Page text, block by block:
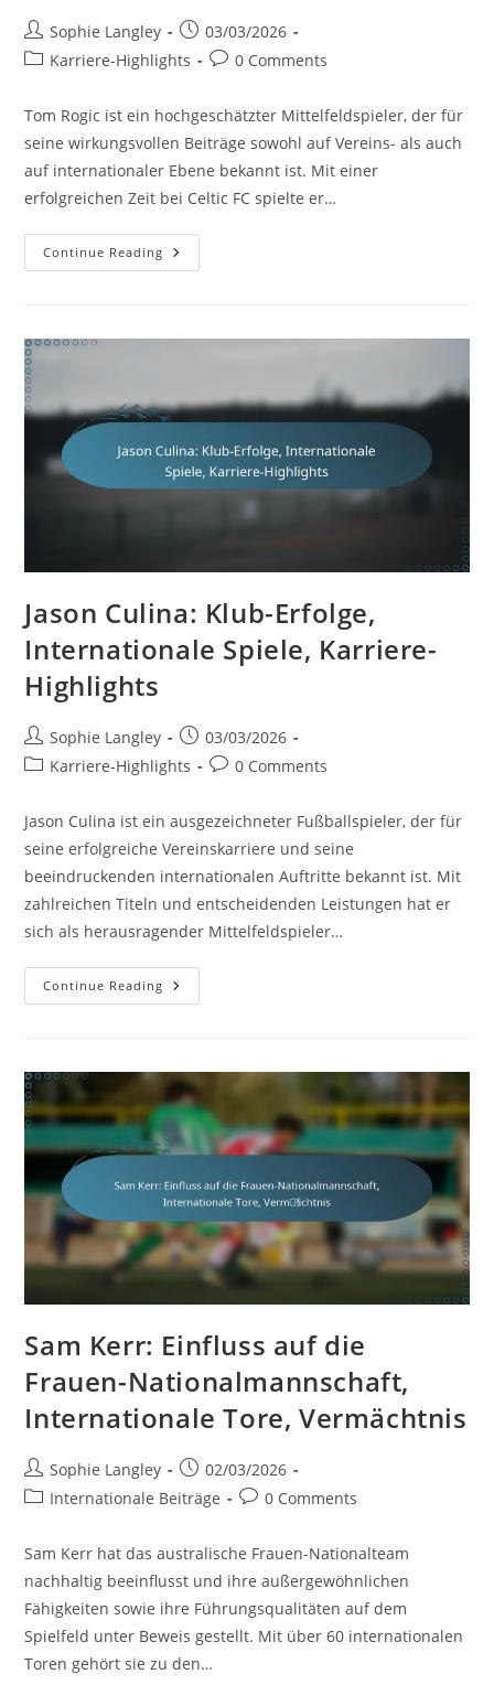
Post
author:
Sophie Langley
Post
published:
03/03/2026
PostKarriere-Highlights
Post0 Comments
Tom Rogic ist ein hochgeschätzter Mittelfeldspieler, der für
seine wirkungsvollen Beiträge sowohl auf Vereins- als auch
auf internationaler Ebene bekannt ist. Mit einer
erfolgreichen Zeit bei Celtic FC spielte er…
Continue Reading Tom
Rogic:
Jason Culina: Klub-Erfolge,
Internationale Spiele, Karriere-
Highlights
Post
author:
Sophie Langley
Post
published:
03/03/2026
PostKarriere-Highlights
Post0 Comments
Jason Culina ist ein ausgezeichneter Fußballspieler, der für
seine erfolgreiche Vereinskarriere und seine
beeindruckenden internationalen Auftritte bekannt ist. Mit
zahlreichen Titeln und entscheidenden Leistungen hat er
sich als herausragender Mittelfeldspieler…
Continue Reading Jason
Culina:
Karriere-
Highlights
Sam Kerr: Einfluss auf die
Frauen-Nationalmannschaft,
Internationale Tore, Vermächtnis
Post
author:
Sophie Langley
Post
published:
02/03/2026
PostInternationale Beiträge
Post0 Comments
Sam Kerr hat das australische Frauen-Nationalteam
nachhaltig beeinflusst und ihre außergewöhnlichen
Fähigkeiten sowie ihre Führungsqualitäten auf dem
Spielfeld unter Beweis gestellt. Mit über 60 internationalen
Toren gehört sie zu den…